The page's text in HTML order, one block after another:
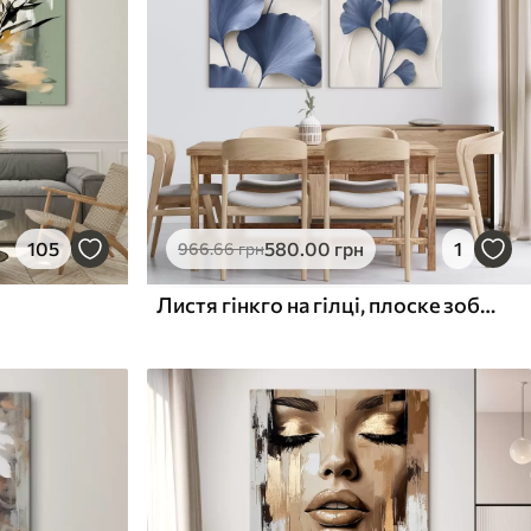
105 966.66грн580.00 грн 1
Листя гінкго на гілці, плоске зображення з імітацією ефекту об’ємності